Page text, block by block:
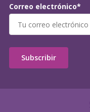
Correo electrónico*
Subscribir